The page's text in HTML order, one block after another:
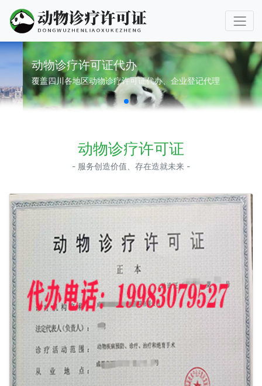
动物诊疗许可证代办
覆盖四川各地区动物诊疗许可证代办、企业登记代理
动物诊疗许可证
- 服务创造价值、存在造就未来 -